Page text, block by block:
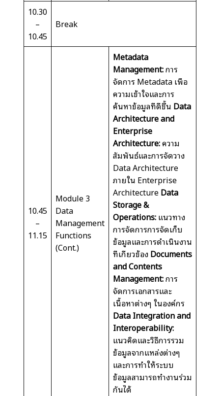
10.30
–
10.45
Break
10.45
–
11.15
Module 3
Data
Management
Functions
(Cont.)
Metadata
Management:การ
จัดการ Metadata เพื่อ
ความเข้าใจและการ
ค้นหาข้อมูลที่ดีขึ้น Data
Architecture and
Enterprise
Architecture:ความ
สัมพันธ์และการจัดวาง
Data Architecture
ภายใน Enterprise
ArchitectureData
Storage &
Operations:แนวทาง
การจัดการการจัดเก็บ
ข้อมูลและการดำเนินงาน
ที่เกี่ยวข้องDocuments
and Contents
Management:การ
จัดการเอกสารและ
เนื้อหาต่างๆ ในองค์กร
Data Integration and
Interoperability:
แนวคิดและวิธีการรวม
ข้อมูลจากแหล่งต่างๆ
และการทำให้ระบบ
ข้อมูลสามารถทำงานร่วม
กันได้